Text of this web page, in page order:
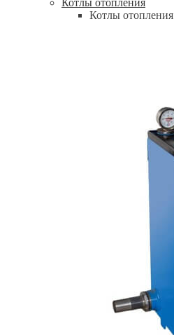
Котлы отопления